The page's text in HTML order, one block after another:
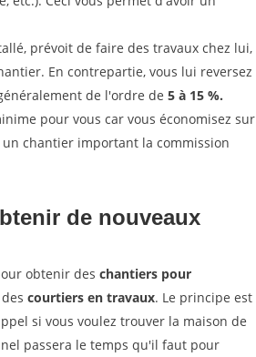
prévoit de faire des travaux chez lui,
En contrepartie, vous lui reversez
de l'ordre de 5 à 15 %.
pour vous car vous économisez sur
chantier important la commission
de nouveaux
obtenir des chantiers pour
courtiers en travaux. Le principe est
si vous voulez trouver la maison de
passera le temps qu'il faut pour